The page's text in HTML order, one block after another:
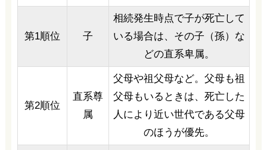
第1順位 子
相続発生時点で子が死亡して
いる場合は、その子（孫）な
どの直系卑属。
第2順位
直系尊
属
父母や祖父母など。父母も祖
父母もいるときは、死亡した
人により近い世代である父母
のほうが優先。